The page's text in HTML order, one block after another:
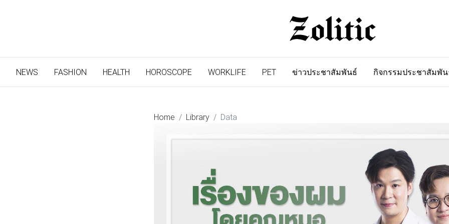
NEWS (CURRENT)
FASHION HEALTH HOROSCOPE WORKLIFE PET ข่าวประชาสัมพันธ์ กิจกรรมประชาสัมพั
Home Library Data